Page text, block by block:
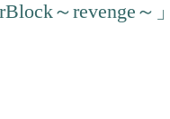
～revenge